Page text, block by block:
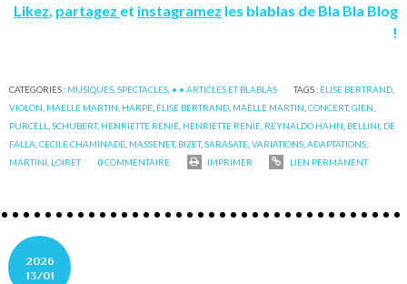
Likez partagez et instagramez les blablas de Bla Bla Blog
!
CATÉGORIES : MUSIQUES ,SPECTACLES • • ARTICLES ET BLABLAS TAGS : ELISE BERTRAND
VIOLON MAELLE MARTIN HARPE ÉLISE BERTRAND MAËLLE MARTIN ,CONCERT,GIEN
PURCELL ,SCHUBERT, HENRIETTE RENIÉ HENRIETTE RENIE REYNALDO HAHN BELLINI DE
FALLA ,CÉCILE CHAMINADE MASSENET, BIZET,SARASATE ,VARIATIONS ,ADAPTATIONS
MARTINI LOIRET 0COMMENTAIRE IMPRIMER LIEN PERMANENT
2026
13/01